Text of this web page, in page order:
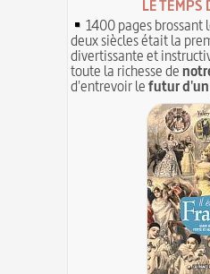
LE TEMPS
1400 pages brossant
deux siècles était la
divertissante et
toute la richesse de
d'entrevoir lefutur